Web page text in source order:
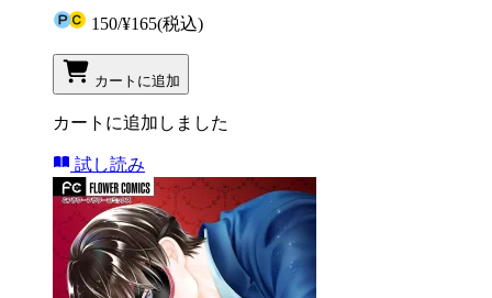
150/¥165(税込)
カートに追加
カートに追加しました
試し読み